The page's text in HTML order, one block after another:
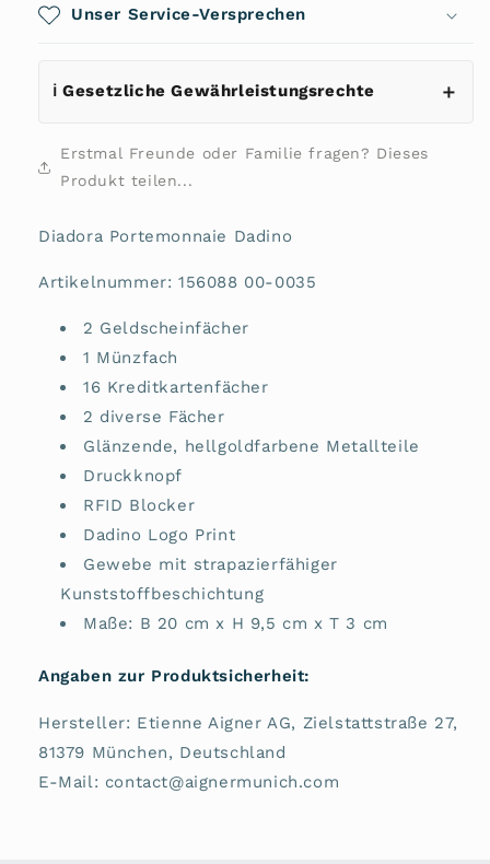
Unser Service-Versprechen
ℹ️ Gesetzliche Gewährleistungsrechte
Erstmal Freunde oder Familie fragen? Dieses
Produkt teilen...
Diadora Portemonnaie Dadino
Artikelnummer: 156088 00-0035
2 Geldscheinfächer
1 Münzfach
16 Kreditkartenfächer
2 diverse Fächer
Glänzende, hellgoldfarbene Metallteile
Druckknopf
RFID Blocker
Dadino Logo Print
Gewebe mit strapazierfähiger
Kunststoffbeschichtung
Maße: B 20 cm x H 9,5 cm x T 3 cm
Angaben zur Produktsicherheit:
Hersteller: Etienne Aigner AG, Zielstattstraße 27,
81379 München, Deutschland
E-Mail: contact@aignermunich.com